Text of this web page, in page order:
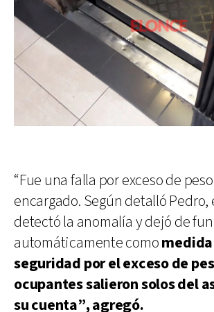
“Fue una falla por exceso de
encargado. Según detalló Pedro,
detectó la anomalía y dejó de
automáticamente como
seguridad por el exceso de
ocupantes salieron solos del
su cuenta”, agregó.